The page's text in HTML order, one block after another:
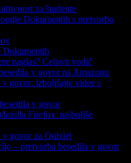
za študente
Dokumentih s pretvorbo
Dokumentih
naglas? Celovit vodič
v govor na Amazonu
govor: izboljšajte videe s
v govor
Firefox: najboljše
v govor za Quizlet
– pretvorba besedila v govor